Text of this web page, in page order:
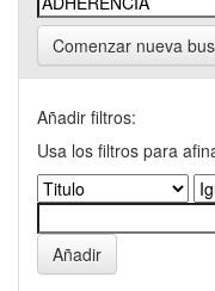
Comenzar nueva
Añadir filtros:
Usa los filtros para